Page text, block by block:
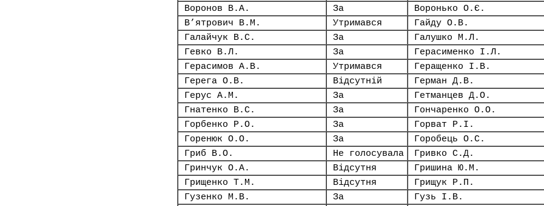
Воронов В.А.
За Воронько О.Є.
В’ятрович В.М.
Утримався Гайду О.В.
Галайчук В.С.
За Галушко М.Л.
Гевко В.Л.
За Герасименко І.Л.
Герасимов А.В.
Утримався Геращенко І.В.
Герега О.В.
Відсутній Герман Д.В.
Герус А.М.
За Гетманцев Д.О.
Гнатенко В.С.
За Гончаренко О.О.
Горбенко Р.О.
За Горват Р.І.
Горенюк О.О.
За Горобець О.С.
Гриб В.О.
Не голосувала Гривко С.Д.
Гринчук О.А.
Відсутня Гришина Ю.М.
Грищенко Т.М.
Відсутня Грищук Р.П.
Гузенко М.В.
За Гузь І.В.